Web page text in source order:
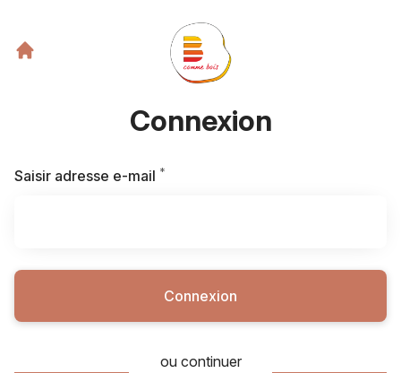
Connexion
Saisir adresse e-mail *
Connexion
ou continuer